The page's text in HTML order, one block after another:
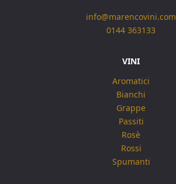
info@marencovini.com
0144 363133
VINI
Aromatici
Bianchi
Grappe
Passiti
Rosè
Rossi
Spumanti